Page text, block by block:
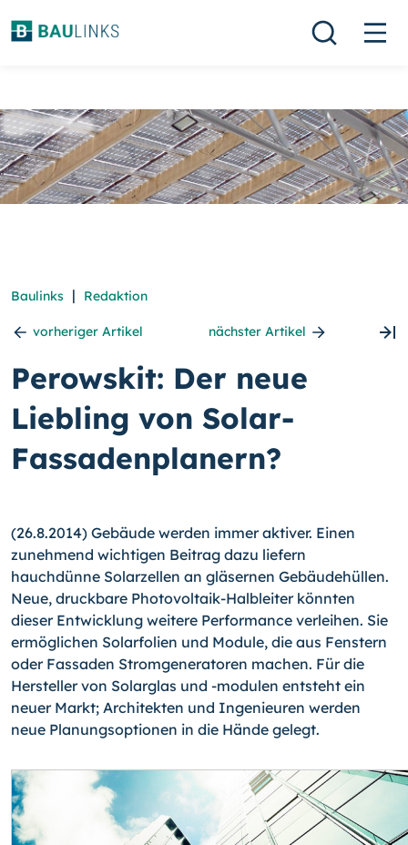
Baulinks | Redaktion
vorheriger Artikel nächster Artikel
Perowskit: Der neue
Liebling von Solar-
Fassadenplanern?
(26.8.2014) Gebäude werden immer aktiver. Einen
zunehmend wichtigen Beitrag dazu liefern
hauchdünne Solarzellen an gläsernen Gebäudehüllen.
Neue, druckbare Photo­voltaik-Halbleiter könnten
dieser Entwicklung weitere Performance verleihen. Sie
er­möglichen Solarfolien und Module, die aus Fenstern
oder Fassaden Stromgeneratoren machen. Für die
Hersteller von Solarglas und -modulen entsteht ein
neuer Markt; Ar­chitekten und Ingenieuren werden
neue Planungsoptionen in die Hände gelegt.